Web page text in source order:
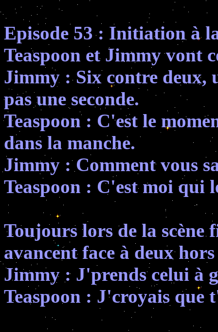
Episode 53 : Initiation à
Teaspoon et Jimmy vont
Jimmy : Six contre deux,
pas une seconde.
Teaspoon : C'est le
dans la manche.
Jimmy : Comment vous
Teaspoon : C'est moi qui
Toujours lors de la scène
avancent face à deux
Jimmy : J'prends celui à
Teaspoon : J'croyais que